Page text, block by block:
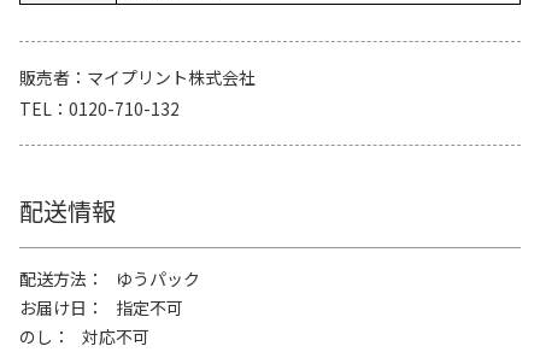
販売者
マイプリント株式会社
TEL
0120-710-132
配送情報
配送方法
ゆうパック
お届け日
指定不可
のし
対応不可